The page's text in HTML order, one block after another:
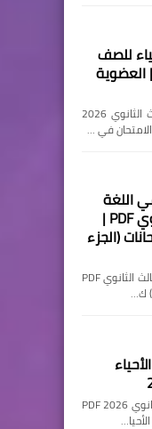
للصف
الثالث الثانوي 2026 PDF | العضوية
📘 تحميل كتاب الامتحان في الكيمياء للصف الثالث الثانوي 2026
اللغة
العربية للصف الثالث الثانوي PDF |
(الجزء
📘 تحميل كتاب الامتحان في اللغة العربية للصف الثالث الثانوي PDF
ك…
📘 تحميل كتاب الامتحان في الأحياء الصف الثالث الثانوي 2026 PDF